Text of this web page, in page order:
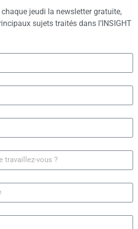
jeudi la newsletter gratuite,
sujets traités dans l’INSIGHT